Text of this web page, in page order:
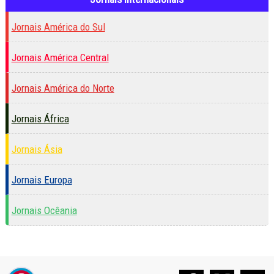
Jornais América do Sul
Jornais América Central
Jornais América do Norte
Jornais África
Jornais Ásia
Jornais Europa
Jornais Ocêania